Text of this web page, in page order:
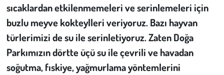
sıcaklardan etkilenmemeleri ve serinlemeleri için
buzlu meyve kokteylleri veriyoruz. Bazı hayvan
türlerimizi de su ile serinletiyoruz. Zaten Doğa
Parkımızın dörtte üçü su ile çevrili ve havadan
soğutma, fıskiye, yağmurlama yöntemlerini